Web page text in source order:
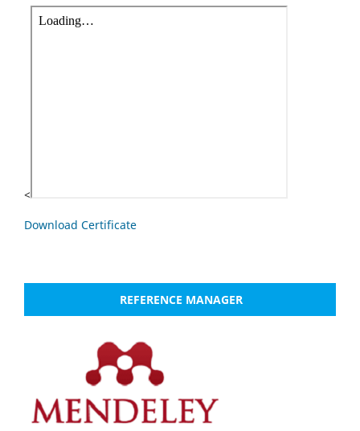
<
Download Certificate
REFERENCE MANAGER